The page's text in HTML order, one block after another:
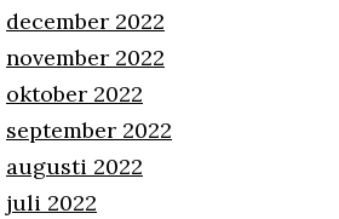
december 2022
november 2022
oktober 2022
september 2022
augusti 2022
juli 2022